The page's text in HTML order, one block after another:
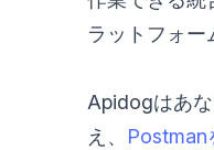
ラットフォー
Apidogはあ
え、 Postman